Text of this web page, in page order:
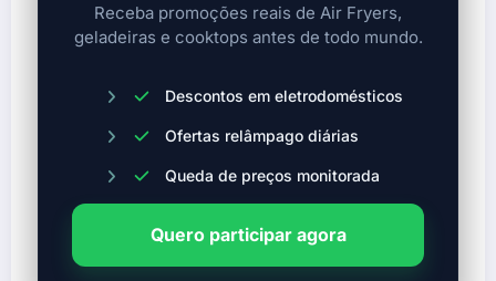
Receba promoções reais de Air Fryers,
geladeiras e cooktops antes de todo mundo.
Descontos em eletrodomésticos
Ofertas relâmpago diárias
Queda de preços monitorada
Quero participar agora